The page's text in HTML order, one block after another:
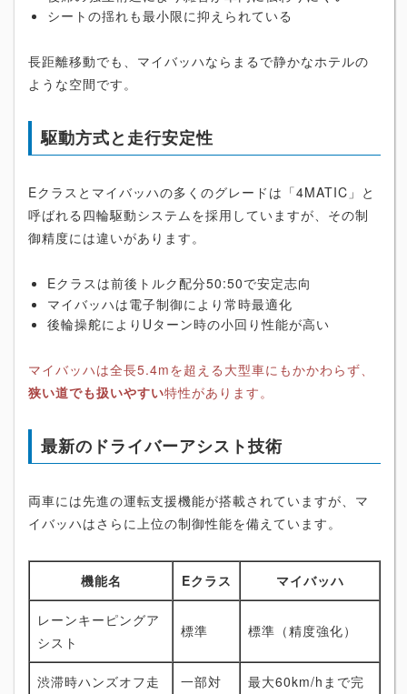
シートの揺れも最小限に抑えられている
長距離移動でも、マイバッハならまるで静かなホテルの
ような空間です。
駆動方式と走行安定性
Eクラスとマイバッハの多くのグレードは「4MATIC」と
呼ばれる四輪駆動システムを採用していますが、その制
御精度には違いがあります。
Eクラスは前後トルク配分50:50で安定志向
マイバッハは電子制御により常時最適化
後輪操舵によりUターン時の小回り性能が高い
マイバッハは全長5.4mを超える大型車にもかかわらず、
狭い道でも扱いやすい特性があります。
最新のドライバーアシスト技術
両車には先進の運転支援機能が搭載されていますが、マ
イバッハはさらに上位の制御性能を備えています。
機能名 Eクラス マイバッハ
レーンキーピングア
シスト
標準 標準（精度強化）
渋滞時ハンズオフ走
一部対
最大60km/hまで完